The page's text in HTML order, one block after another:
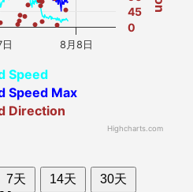
Speed
Speed Max
Direction
8月8日
0
45
Highcharts.com
7天 14天 30天